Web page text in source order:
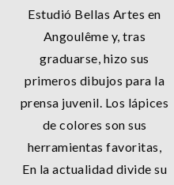
Estudió Bellas Artes en
Angoulême y, tras
graduarse, hizo sus
primeros dibujos para la
prensa juvenil. Los lápices
de colores son sus
herramientas favoritas,
En la actualidad divide su